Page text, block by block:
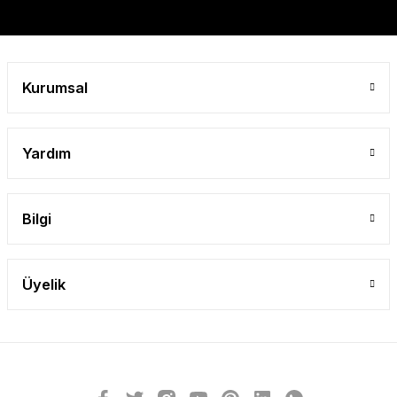
Kurumsal
Yardım
Bilgi
Üyelik